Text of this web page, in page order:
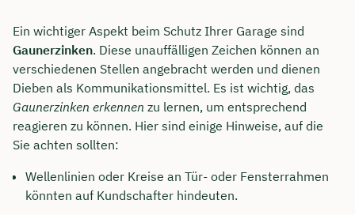
Ein wichtiger Aspekt beim Schutz Ihrer Garage sind
Gaunerzinken. Diese unauffälligen Zeichen können an
verschiedenen Stellen angebracht werden und dienen
Dieben als Kommunikationsmittel. Es ist wichtig, das
Gaunerzinken erkennen zu lernen, um entsprechend
reagieren zu können. Hier sind einige Hinweise, auf die
Sie achten sollten:
Wellenlinien oder Kreise an Tür- oder Fensterrahmen
könnten auf Kundschafter hindeuten.